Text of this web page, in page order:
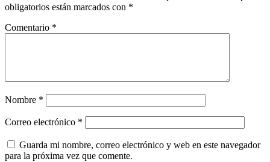
obligatorios están marcados con *
Comentario *
Nombre *
Correo electrónico *
Guarda mi nombre, correo electrónico y web en este navegador
para la próxima vez que comente.